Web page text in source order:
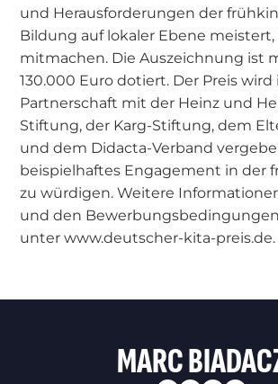
und Herausforderungen der
Bildung auf lokaler Ebene meistert,
mitmachen. Die Auszeichnung ist
130.000 Euro dotiert. Der Preis wird
Partnerschaft mit der Heinz und
Stiftung, der Karg-Stiftung, dem
und dem Didacta-Verband
beispielhaftes Engagement in der
zu würdigen. Weitere
und den
unter www.deutscher-kita-preis.de.
MARC